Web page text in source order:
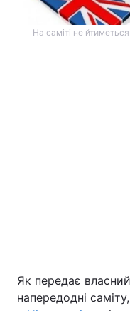
На саміті не
Як передає
напередодні